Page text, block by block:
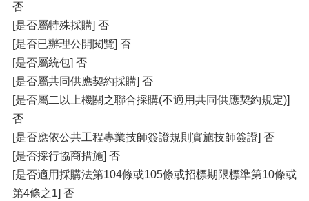
否
[是否屬特殊採購] 否
[是否已辦理公開閱覽] 否
[是否屬統包] 否
[是否屬共同供應契約採購] 否
[是否屬二以上機關之聯合採購(不適用共同供應契約規定)]
否
[是否應依公共工程專業技師簽證規則實施技師簽證] 否
[是否採行協商措施] 否
[是否適用採購法第104條或105條或招標期限標準第10條或
第4條之1] 否